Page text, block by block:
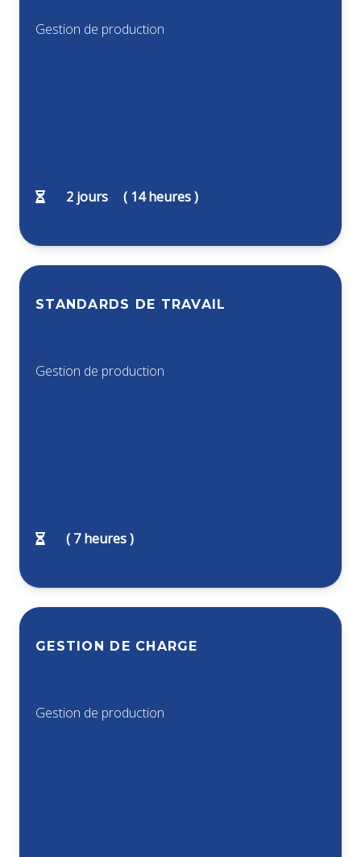
Gestion de production
2jours ( 14heures )
STANDARDS DE TRAVAIL
Gestion de production
( 7heures )
GESTION DE CHARGE
Gestion de production